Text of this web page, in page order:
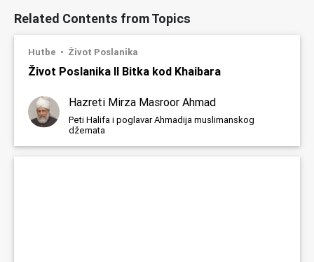
Related Contents from Topics
Hutbe Život Poslanika
Život Poslanika II Bitka kod Khaibara
Hazreti Mirza Masroor Ahmad
Peti Halifa i poglavar Ahmadija muslimanskog
džemata